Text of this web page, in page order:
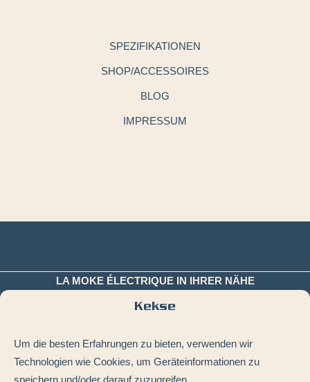
Kekse
Um die besten Erfahrungen zu bieten, verwenden wir
Technologien wie Cookies, um Geräteinformationen zu
speichern und/oder darauf zuzugreifen.
SPEZIFIKATIONEN
SHOP/ACCESSOIRES
BLOG
IMPRESSUM
LA MOKE ÉLECTRIQUE IN IHRER NÄHE